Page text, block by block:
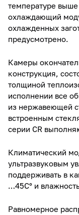
температуре выше
охлаждающий
охлажденных
предусмотрено.
Камеры
конструкция,
толщиной
исполнении все
из нержавеющей
встроенным
серии CR
Климатический
ультразвуковым
поддерживать в
…45С° и
Равномерное